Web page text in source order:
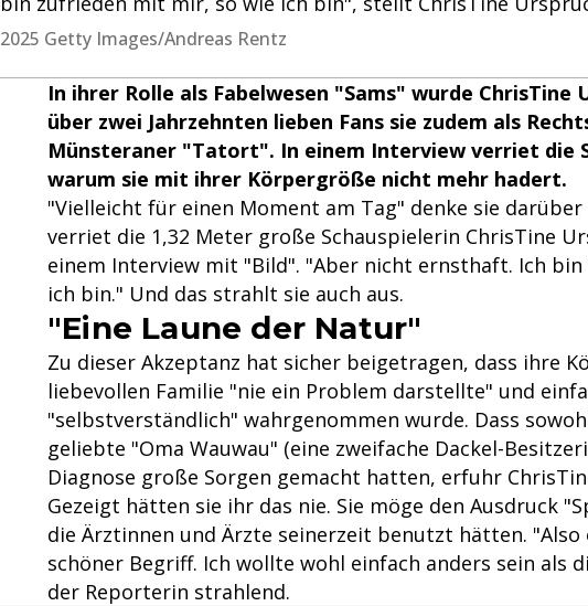
Getty Images/Andreas Rentz
In ihrer Rolle als Fabelwesen "Sams" wurde ChrisTine
über zwei Jahrzehnten lieben Fans sie zudem als
Münsteraner "Tatort". In einem Interview verriet die
warum sie mit ihrer Körpergröße nicht mehr hadert.
"Vielleicht für einen Moment am Tag" denke sie
verriet die 1,32 Meter große Schauspielerin ChrisTine
einem Interview mit "Bild". "Aber nicht ernsthaft. Ich
ich bin." Und das strahlt sie auch aus.
"Eine Laune der Natur"
Zu dieser Akzeptanz hat sicher beigetragen, dass ihre
liebevollen Familie "nie ein Problem darstellte" und
"selbstverständlich" wahrgenommen wurde. Dass
geliebte "Oma Wauwau" (eine zweifache Dackel-
Diagnose große Sorgen gemacht hatten, erfuhr
Gezeigt hätten sie ihr das nie. Sie möge den Ausdruck
die Ärztinnen und Ärzte seinerzeit benutzt hätten. "Also
schöner Begriff. Ich wollte wohl einfach anders sein als
der Reporterin strahlend.